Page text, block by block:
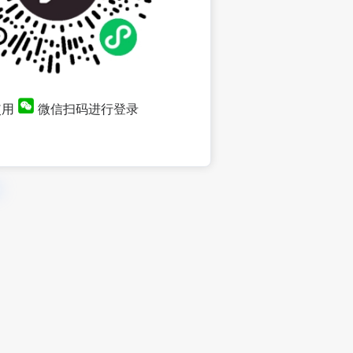
微信扫码进行登录